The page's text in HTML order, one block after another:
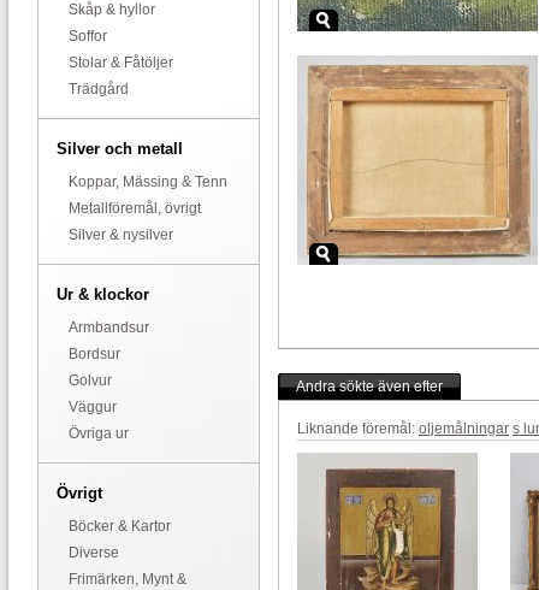
Skåp & hyllor
Soffor
Stolar & Fåtöljer
Trädgård
Silver och metall
Koppar, Mässing & Tenn
Metallföremål, övrigt
Silver & nysilver
Ur & klockor
Armbandsur
Bordsur
Golvur
Väggur
Övriga ur
Övrigt
Böcker & Kartor
Diverse
Frimärken, Mynt &
Andra sökte även efter
Liknande föremål: oljemålningar s